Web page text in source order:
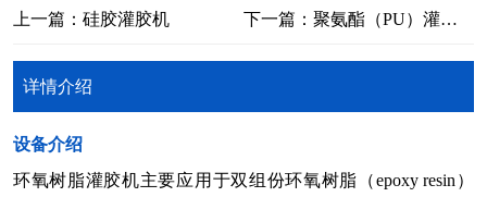
上一篇：硅胶灌胶机 下一篇：聚氨酯（PU）灌胶机
详情介绍
​设备介绍
环氧树脂灌胶机主要应用于双组份环氧树脂（epoxy resin）